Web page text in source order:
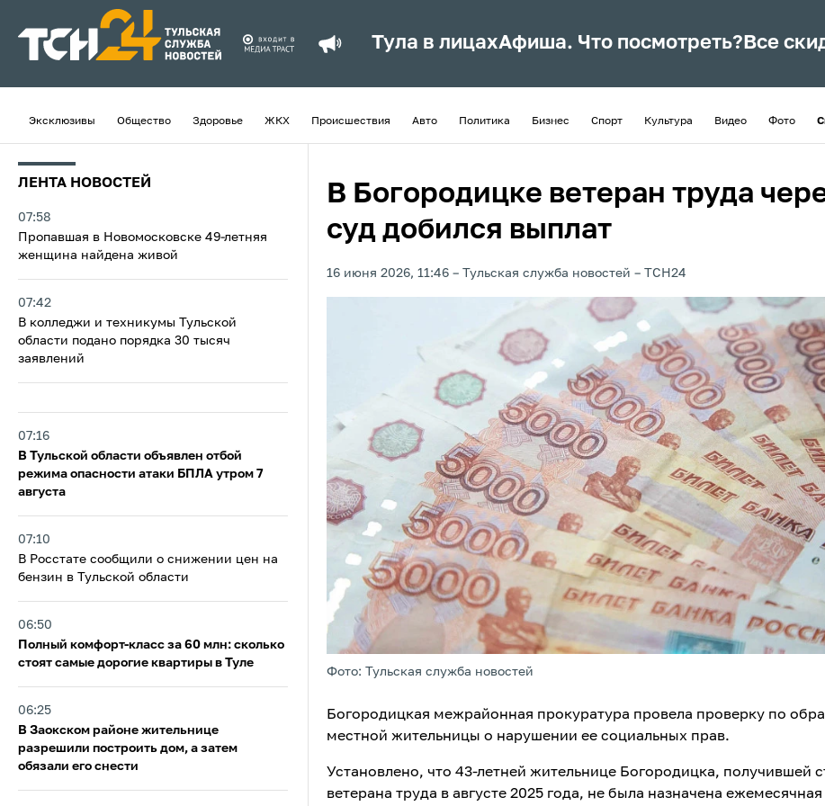
Тула в лицахАфиша. Что посмотреть? Все
Эксклюзивы Общество Здоровье ЖКХ Происшествия Авто Политика Бизнес Спорт Культура Видео Фото
ЛЕНТА НОВОСТЕЙ
07:58
Пропавшая в Новомосковске 49-летняя
женщина найдена живой
07:42
В колледжи и техникумы Тульской
области подано порядка 30 тысяч
заявлений
07:16
В Тульской области объявлен отбой
режима опасности атаки БПЛА утром 7
августа
07:10
В Росстате сообщили о снижении цен на
бензин в Тульской области
06:50
Полный комфорт-класс за 60 млн: сколько
стоят самые дорогие квартиры в Туле
06:25
В Заокском районе жительнице
разрешили построить дом, а затем
обязали его снести
В Богородицке ветеран труда
суд добился выплат
16 июня 2026, 11:46 Тульская служба новостей ТСН24
Фото: Тульская служба новостей
Богородицкая межрайонная прокуратура провела проверку по
местной жительницы о нарушении ее социальных прав.
Установлено, что 43-летней жительнице Богородицка, получившей
ветерана труда в августе 2025 года, не была назначена ежемесячная